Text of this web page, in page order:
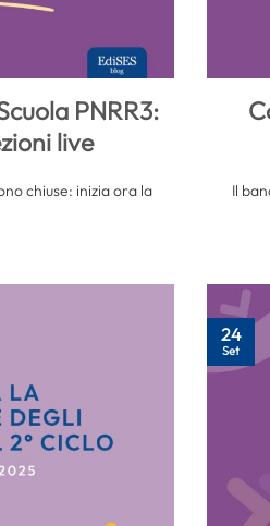
PNRR3:
live
chiuse: inizia ora la
Il
24
Set